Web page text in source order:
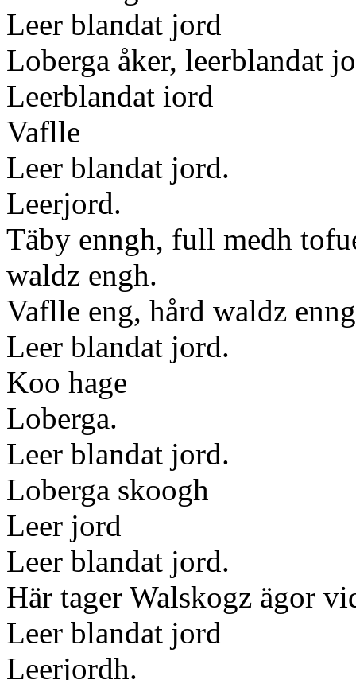
Leer blandat jord
Loberga åker, leerblandat
Leerblandat iord
Vaflle
Leer blandat jord.
Leerjord.
Täby enngh, full medh
waldz engh.
Vaflle eng, hård waldz
Leer blandat jord.
Koo hage
Loberga.
Leer blandat jord.
Loberga skoogh
Leer jord
Leer blandat jord.
Här tager Walskogz ägor
Leer blandat jord
Leerjordh.